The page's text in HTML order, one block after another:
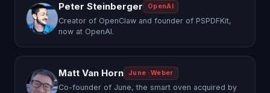
Peter Steinberger OpenAI
Creator of OpenClaw and founder of PSPDFKit,
now at OpenAI.
Matt Van Horn June · Weber
Co-founder of June, the smart oven acquired by